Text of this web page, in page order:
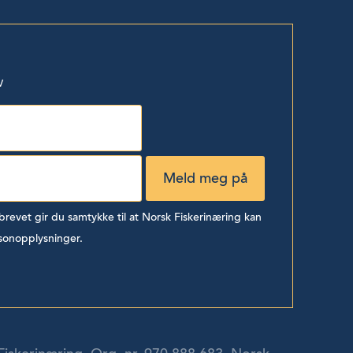
gir du samtykke til at Norsk Fiskerinæring kan